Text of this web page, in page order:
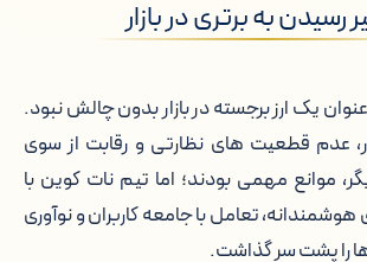
رسیدن به برتری در بازار
یک ارز برجسته در بازار بدون چالش نبود.
عدم قطعیت های نظارتی و رقابت از سوی
موانع مهمی بودند؛ اما تیم نات کوین با
هوشمندانه، تعامل با جامعه کاربران و نوآوری
را پشت سر گذاشت.